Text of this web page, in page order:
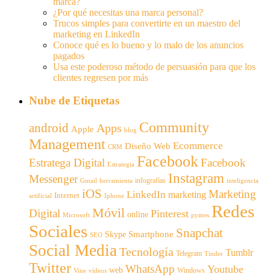
¿Por qué necesitas una marca personal?
Trucos simples para convertirte en un maestro del
marketing en LinkedIn
Conoce qué es lo bueno y lo malo de los anuncios
pagados
Usa este poderoso método de persuasión para que los
clientes regresen por más
Nube de Etiquetas
android Apple Apps blog Community
Management CRM Diseño Web Ecommerce
Estratega Digital Estrategia FacebookFacebook
Messenger Gmail herramienta infografías Instagram inteligencia
artificial Internet iOS Iphone LinkedIn marketing Marketing
Digital Microsoft Móvil online Pinterest pymes Redes
Sociales SEO Skype Smartphone Snapchat
Social MediaTecnología Telegram Tinder Tumblr
Twitter Vine vídeos web WhatsApp Windows Youtube